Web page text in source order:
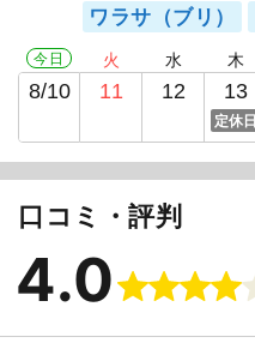
ワラサ（ブリ）
今日
8/10
火
11
水
12
木
13
定休日
口コミ・評判
4.0